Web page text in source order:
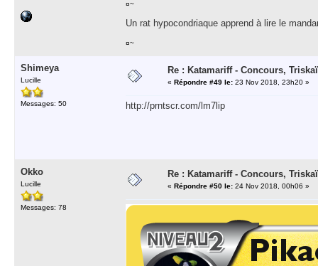
¤~
Un rat hypocondriaque apprend à lire le
¤~
Shimeya
Lucille
Messages: 50
Re : Katamariff - Concours,
« Répondre #49 le: 23 Nov 2018, 23h20 »
http://prntscr.com/lm7lip
Okko
Lucille
Messages: 78
Re : Katamariff - Concours,
« Répondre #50 le: 24 Nov 2018, 00h06 »